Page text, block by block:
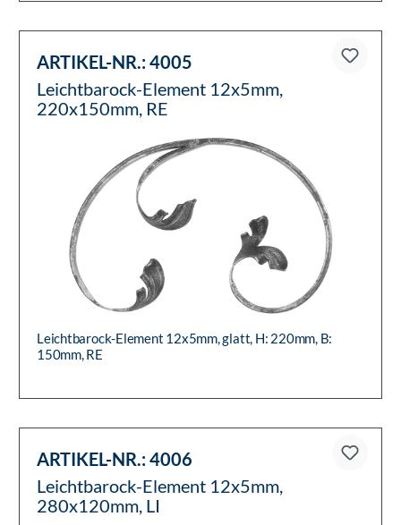
ARTIKEL-NR.:4005
Leichtbarock-Element 12x5mm,
220x150mm, RE
Leichtbarock-Element 12x5mm, glatt, H: 220mm, B:
150mm, RE
ARTIKEL-NR.:4006
Leichtbarock-Element 12x5mm,
280x120mm, LI